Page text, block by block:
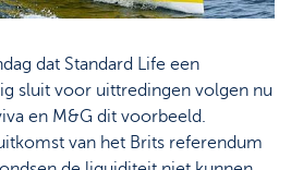
dat Standard Life een
sluit voor uittredingen volgen nu
en M&G dit voorbeeld.
van het Brits referendum